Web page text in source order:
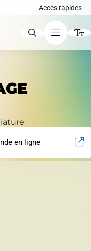
Accès rapides
le texte
le texte
gris
en ligne